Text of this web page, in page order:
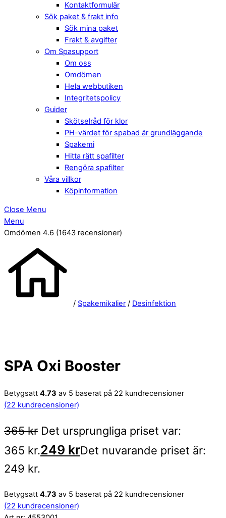
Kontaktformulär
Sök paket & frakt info
Sök mina paket
Frakt & avgifter
Om Spasupport
Om oss
Omdömen
Hela webbutiken
Integritetspolicy
Guider
Skötselråd för klor
PH-värdet för spabad är grundläggande
Spakemi
Hitta rätt spafilter
Rengöra spafilter
Våra villkor
Köpinformation
Close Menu
Menu
Omdömen 4.6 (1643 recensioner)
/ Spakemikalier / Desinfektion
SPA Oxi Booster
Betygsatt 4.73 av 5 baserat på 22 kundrecensioner
(22 kundrecensioner)
365kr Det ursprungliga priset var:
365 kr.249 krDet nuvarande priset är:
249 kr.
Betygsatt 4.73 av 5 baserat på 22 kundrecensioner
(22 kundrecensioner)